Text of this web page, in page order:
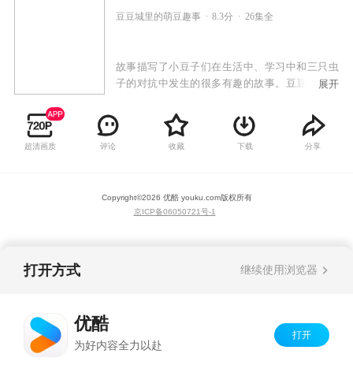
豆豆城里的萌豆趣事 8.3分 26集全
故事描写了小豆子们在生活中、学习中和三只虫
子的对抗中发生的很多有趣的故事。豆豆城的居
带着些现代的气息，有着现实世界的影子这些故
事都会插上想象的翅膀，涂上童话的色彩，发生
在梦幻的世界里。本片故事的每一集都将从这些
情感共鸣！
展开
超清画质 评论 收藏 下载 分享
Copyright©2026 优酷 youku.com版权所有
京ICP备06050721号-1
打开方式 继续使用浏览器
优酷
为好内容全力以赴
打开